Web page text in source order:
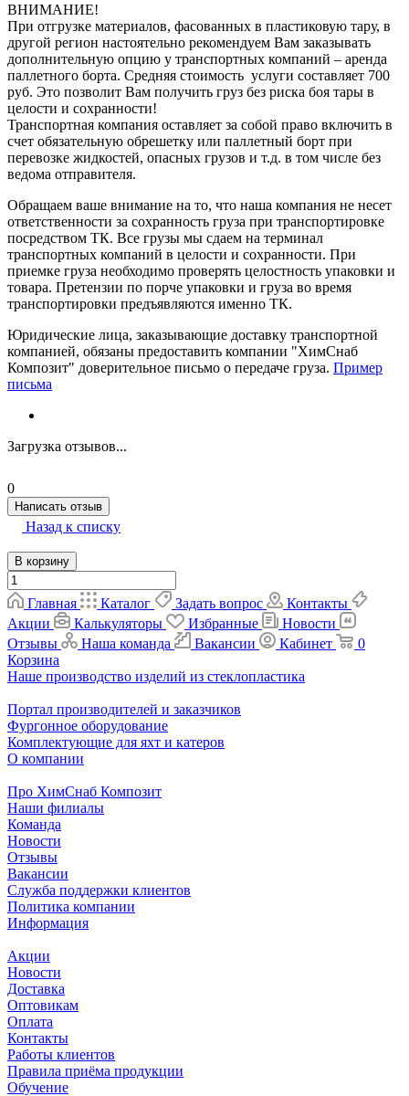
ВНИМАНИЕ!
При отгрузке материалов, фасованных в пластиковую тару, в
другой регион настоятельно рекомендуем Вам заказывать
дополнительную опцию у транспортных компаний – аренда
паллетного борта. Средняя стоимость услуги составляет 700
руб. Это позволит Вам получить груз без риска боя тары в
целости и сохранности!
Транспортная компания оставляет за собой право включить в
счет обязательную обрешетку или паллетный борт при
перевозке жидкостей, опасных грузов и т.д. в том числе без
ведома отправителя.
Обращаем ваше внимание на то, что наша компания не несет
ответственности за сохранность груза при транспортировке
посредством ТК. Все грузы мы сдаем на терминал
транспортных компаний в целости и сохранности. При
приемке груза необходимо проверять целостность упаковки и
товара. Претензии по порче упаковки и груза во время
транспортировки предъявляются именно ТК.
Юридические лица, заказывающие доставку транспортной
компанией, обязаны предоставить компании "ХимСнаб
Композит" доверительное письмо о передаче груза. Пример
письма
Загрузка отзывов...
0
Написать отзыв
Назад к списку
В корзину
Главная Каталог Задать вопрос
Контакты
Акции
Калькуляторы Избранные
Новости
Отзывы
Наша команда Вакансии Кабинет
0
Корзина
Наше производство изделий из стеклопластика
Портал производителей и заказчиков
Фургонное оборудование
Комплектующие для яхт и катеров
О компании
Про ХимСнаб Композит
Наши филиалы
Команда
Новости
Отзывы
Вакансии
Служба поддержки клиентов
Политика компании
Информация
Акции
Новости
Доставка
Оптовикам
Оплата
Контакты
Работы клиентов
Правила приёма продукции
Обучение